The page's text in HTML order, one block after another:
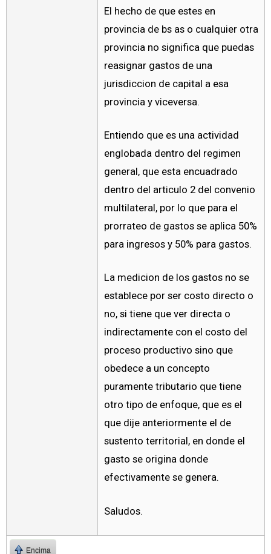
El hecho de que estes en
provincia de bs as o cualquier otra
provincia no significa que puedas
reasignar gastos de una
jurisdiccion de capital a esa
provincia y viceversa.
Entiendo que es una actividad
englobada dentro del regimen
general, que esta encuadrado
dentro del articulo 2 del convenio
multilateral, por lo que para el
prorrateo de gastos se aplica 50%
para ingresos y 50% para gastos.
La medicion de los gastos no se
establece por ser costo directo o
no, si tiene que ver directa o
indirectamente con el costo del
proceso productivo sino que
obedece a un concepto
puramente tributario que tiene
otro tipo de enfoque, que es el
que dije anteriormente el de
sustento territorial, en donde el
gasto se origina donde
efectivamente se genera.
Saludos.
Encima